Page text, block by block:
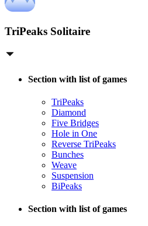
TriPeaks Solitaire
Section with list of games
TriPeaks
Diamond
Five Bridges
Hole in One
Reverse TriPeaks
Bunches
Weave
Suspension
BiPeaks
Section with list of games